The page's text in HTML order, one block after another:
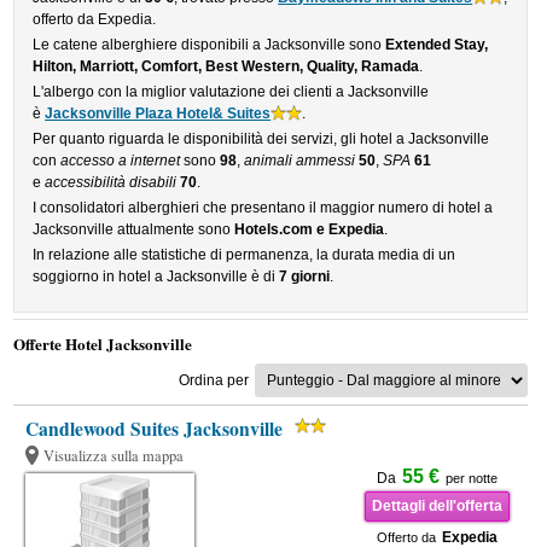
offerto da Expedia.
Le catene alberghiere disponibili a Jacksonville sono Extended Stay,
Hilton, Marriott, Comfort, Best Western, Quality, Ramada.
L'albergo con la miglior valutazione dei clienti a Jacksonville
èJacksonville Plaza Hotel& Suites
.
Per quanto riguarda le disponibilità dei servizi, gli hotel a Jacksonville
conaccesso a internetsono98,animali ammessi 50,SPA 61
eaccessibilità disabili 70.
I consolidatori alberghieri che presentano il maggior numero di hotel a
Jacksonville attualmente sono Hotels.com e Expedia.
In relazione alle statistiche di permanenza, la durata media di un
soggiorno in hotel a Jacksonville è di7 giorni.
Offerte Hotel Jacksonville
Ordina per
Candlewood Suites Jacksonville
Visualizza sulla mappa
Da 55 € per notte
Dettagli dell'offerta
Offerto da Expedia